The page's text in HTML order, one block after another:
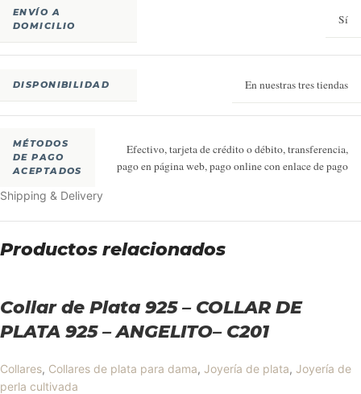
ENVÍO A
DOMICILIO
Sí
DISPONIBILIDAD En nuestras tres tiendas
MÉTODOS
DE PAGO
ACEPTADOS
Efectivo, tarjeta de crédito o débito, transferencia,
pago en página web, pago online con enlace de pago
Shipping & Delivery
Productos relacionados
Collar de Plata 925 – COLLAR DE
PLATA 925 – ANGELITO– C201
Collares, Collares de plata para dama, Joyería de plata, Joyería de
perla cultivada